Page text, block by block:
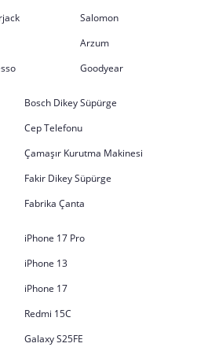
Salomon
Arzum
Goodyear
Bosch Dikey Süpürge
Cep Telefonu
Çamaşır Kurutma Makinesi
Fakir Dikey Süpürge
Fabrika Çanta
iPhone 17 Pro
iPhone 13
iPhone 17
Redmi 15C
Galaxy S25FE